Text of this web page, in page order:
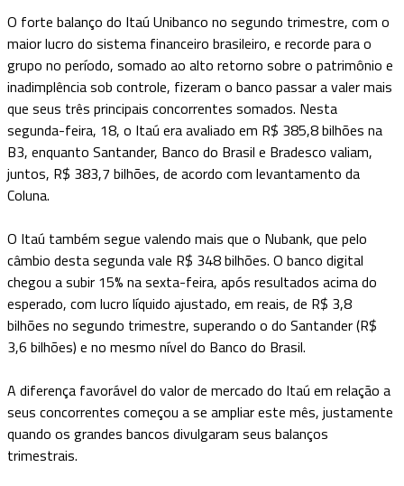
O forte balanço do Itaú Unibanco no segundo trimestre, com o
maior lucro do sistema financeiro brasileiro, e recorde para o
grupo no período, somado ao alto retorno sobre o patrimônio e
inadimplência sob controle, fizeram o banco passar a valer mais
que seus três principais concorrentes somados. Nesta
segunda-feira, 18, o Itaú era avaliado em R$ 385,8 bilhões na
B3, enquanto Santander, Banco do Brasil e Bradesco valiam,
juntos, R$ 383,7 bilhões, de acordo com levantamento da
Coluna.
O Itaú também segue valendo mais que o Nubank, que pelo
câmbio desta segunda vale R$ 348 bilhões. O banco digital
chegou a subir 15% na sexta-feira, após resultados acima do
esperado, com lucro líquido ajustado, em reais, de R$ 3,8
bilhões no segundo trimestre, superando o do Santander (R$
3,6 bilhões) e no mesmo nível do Banco do Brasil.
A diferença favorável do valor de mercado do Itaú em relação a
seus concorrentes começou a se ampliar este mês, justamente
quando os grandes bancos divulgaram seus balanços
trimestrais.